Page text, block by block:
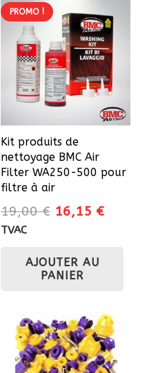
sur
PROMO !
Kit produits de
nettoyage BMC Air
Filter WA250-500 pour
filtre à air
19,00€ Le
était :
19,00 €.
16,15 €Le
TVAC
AJOUTER AU
PANIER